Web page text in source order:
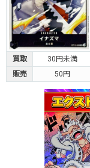
買取 30円未満
販売
50円